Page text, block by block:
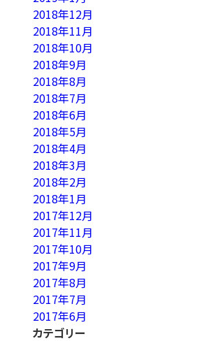
2018年12月
2018年11月
2018年10月
2018年9月
2018年8月
2018年7月
2018年6月
2018年5月
2018年4月
2018年3月
2018年2月
2018年1月
2017年12月
2017年11月
2017年10月
2017年9月
2017年8月
2017年7月
2017年6月
カテゴリー